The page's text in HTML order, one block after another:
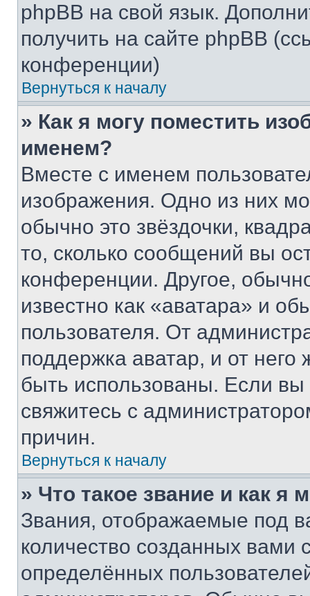
phpBB на свой язык.
получить на сайте phpBB
конференции)
Вернуться к началу
» Как я могу поместить
именем?
Вместе с именем
изображения. Одно из них
обычно это звёздочки,
то, сколько сообщений вы
конференции. Другое,
известно как «аватара» и
пользователя. От
поддержка аватар, и от него
быть использованы. Если
свяжитесь с
причин.
Вернуться к началу
» Что такое звание и как я
Звания, отображаемые под
количество созданных
определённых